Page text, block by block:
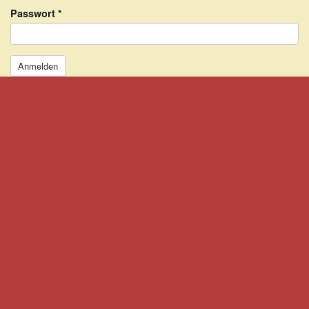
Passwort *
Anmelden